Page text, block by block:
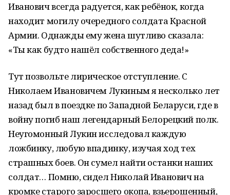
Иванович всегда радуется, как ребёнок, когда
находит могилу очередного солдата Красной
Армии. Однажды ему жена шутливо сказала:
«Ты как будто нашёл собственного деда!»
Тут позвольте лирическое отступление. С
Николаем Ивановичем Лукиным я несколько лет
назад был в поездке по Западной Беларуси, где в
войну погиб наш легендарный Белорецкий полк.
Неугомонный Лукин исследовал каждую
ложбинку, любую впадинку, изучая ход тех
страшных боев. Он сумел найти останки наших
солдат… Помню, сидел Николай Иванович на
кромке старого заросшего окопа, взьерошенный,